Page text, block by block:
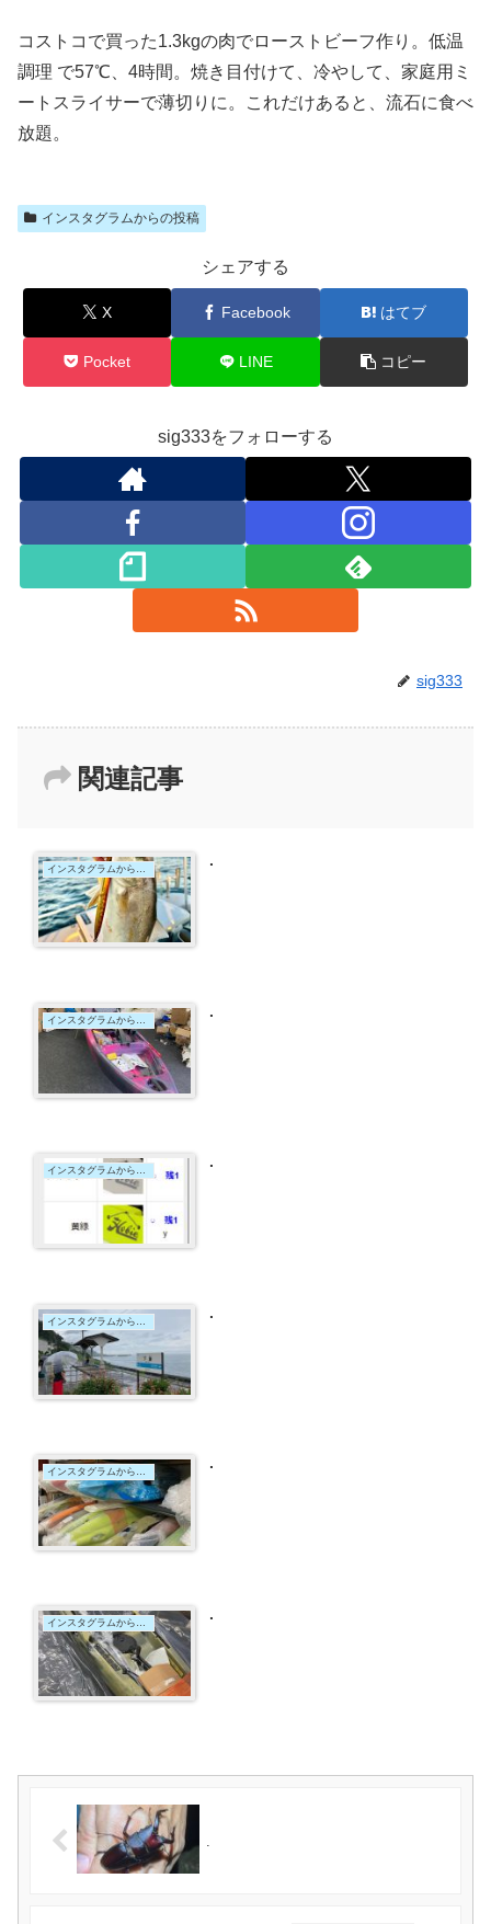
コストコで買った1.3kgの肉でローストビーフ作り。低温
調理 で57℃、4時間。焼き目付けて、冷やして、家庭用ミ
ートスライサーで薄切りに。これだけあると、流石に食べ
放題。
インスタグラムからの投稿
シェアする
X Facebook はてブ
Pocket LINE コピー
sig333をフォローする
sig333
関連記事
.
.
インスタグラムからの投稿 .
.
インスタグラムからの投稿 .
インスタグラムからの投稿 .